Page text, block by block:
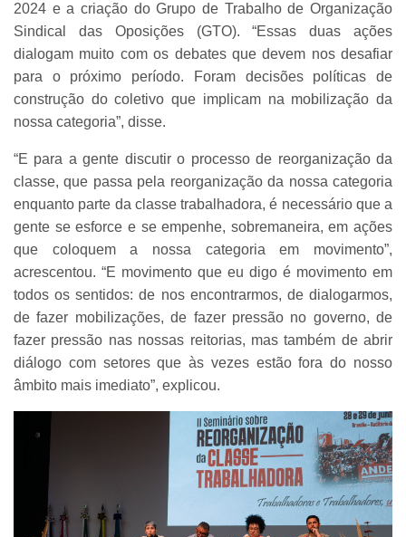
2024 e a criação do Grupo de Trabalho de Organização
Sindical das Oposições (GTO). “Essas duas ações
dialogam muito com os debates que devem nos desafiar
para o próximo período. Foram decisões políticas de
construção do coletivo que implicam na mobilização da
nossa categoria”, disse.
“E para a gente discutir o processo de reorganização da
classe, que passa pela reorganização da nossa categoria
enquanto parte da classe trabalhadora, é necessário que a
gente se esforce e se empenhe, sobremaneira, em ações
que coloquem a nossa categoria em movimento”,
acrescentou. “E movimento que eu digo é movimento em
todos os sentidos: de nos encontrarmos, de dialogarmos,
de fazer mobilizações, de fazer pressão no governo, de
fazer pressão nas nossas reitorias, mas também de abrir
diálogo com setores que às vezes estão fora do nosso
âmbito mais imediato”, explicou.